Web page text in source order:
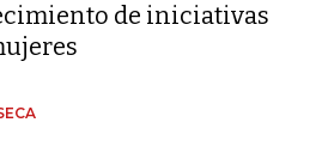
de iniciativas